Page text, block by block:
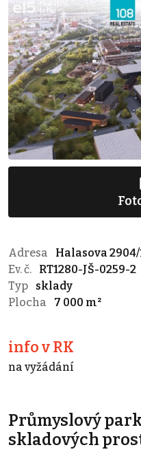
Adresa
Halasova
Ev. č.
RT1280-JŠ-0259-2
Typ
sklady
Plocha
7 000 m²
info v RK
na vyžádání
Průmyslový
skladových